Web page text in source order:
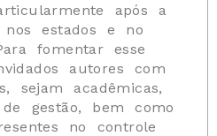
após a
nos estados e no
fomentar esse
autores com
sejam acadêmicas,
gestão, bem como
no controle